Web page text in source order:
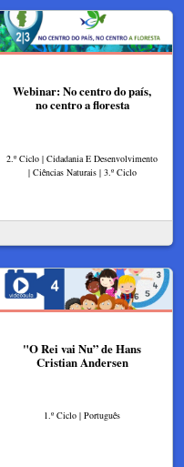
Webinar: No centro do país,
no centro a floresta
2.º Ciclo | Cidadania E Desenvolvimento
| Ciências Naturais | 3.º Ciclo
"O Rei vai Nu” de Hans
Cristian Andersen
1.º Ciclo | Português